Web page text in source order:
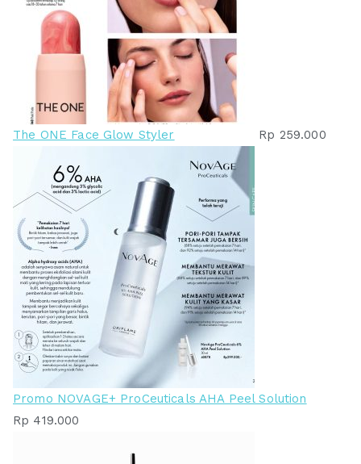
The ONE Face Glow Styler Rp 259.000
Promo NOVAGE+ ProCeuticals AHA Peel Solution
Rp 419.000